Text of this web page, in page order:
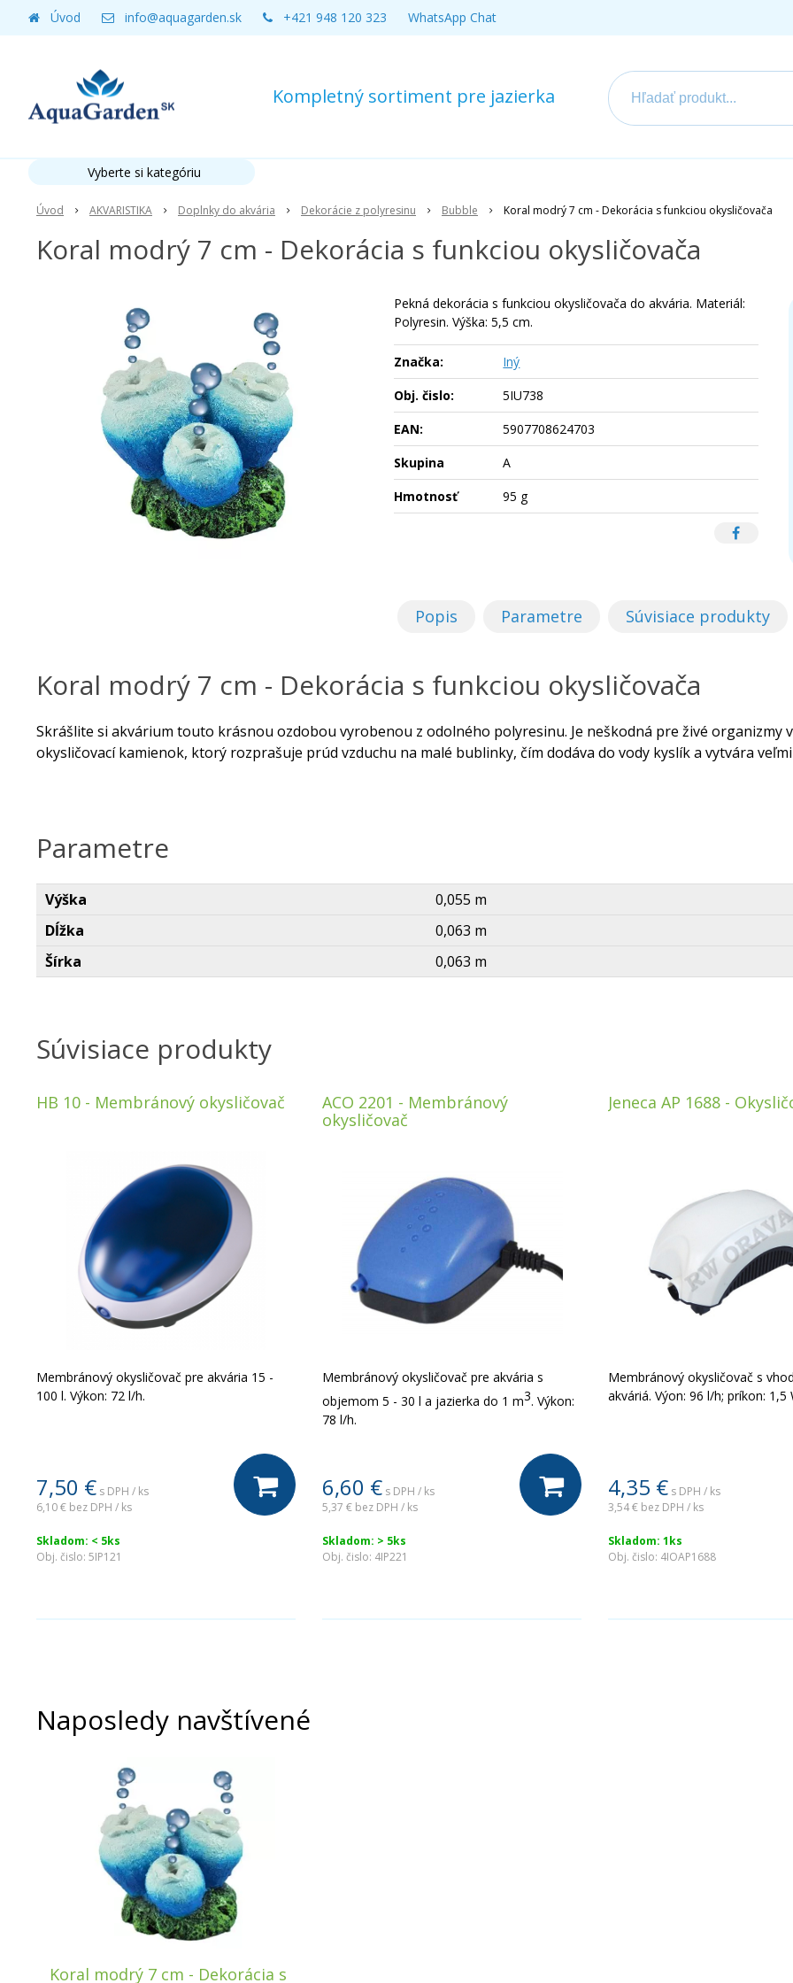
Kompletný sortiment pre jazierka
Úvod info@aquagarden.sk +421 948 120 323 WhatsApp Chat
Úvod AKVARISTIKA Doplnky do akvária Dekorácie z polyresinu Bubble Koral modrý 7 cm - Dekorácia s funkciou okysličovača
Koral modrý 7 cm - Dekorácia s funkciou okysličovača
Pekná dekorácia s funkciou okysličovača do akvária. Materiál:
Polyresin. Výška: 5,5 cm.
Značka:
Iný
Obj. čislo:
5IU738
EAN:
5907708624703
Skupina
A
Hmotnosť
95 g
Popis Parametre Súvisiace produkty
Koral modrý 7 cm - Dekorácia s funkciou okysličovača
Skrášlite si akvárium touto krásnou ozdobou vyrobenou z odolného polyresinu. Je neškodná pre živé organizmy
okysličovací kamienok, ktorý rozprašuje prúd vzduchu na malé bublinky, čím dodáva do vody kyslík a vytvára
Parametre
Výška
0,055 m
Dĺžka
0,063 m
Šírka
0,063 m
Súvisiace produkty
HB 10 - Membránový okysličovač
Membránový okysličovač pre akvária 15 -
100 l. Výkon: 72 l/h.
7,50 € s DPH / ks
6,10 € bez DPH / ks
Skladom: < 5ks
Obj. čislo: 5IP121
ACO 2201 - Membránový
okysličovač
Membránový okysličovač pre akvária s
objemom 5 - 30 l a jazierka do 1 m3. Výkon:
78 l/h.
6,60 € s DPH / ks
5,37 € bez DPH / ks
Skladom: > 5ks
Obj. čislo: 4IP221
Jeneca AP 1688 -
Membránový okysličovač s
akváriá. Výon: 96 l/h; príkon: 1,5
4,35 € s DPH / ks
3,54 € bez DPH / ks
Skladom: 1ks
Obj. čislo: 4IOAP1688
Naposledy navštívené
Koral modrý 7 cm - Dekorácia s
Vyberte si kategóriu